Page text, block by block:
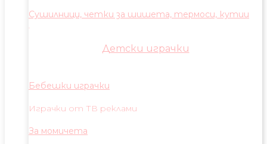
Сушилници, четки за шишета, термоси, кутии
Детски играчки
Бебешки играчки
Играчки от ТВ реклами
За момичета